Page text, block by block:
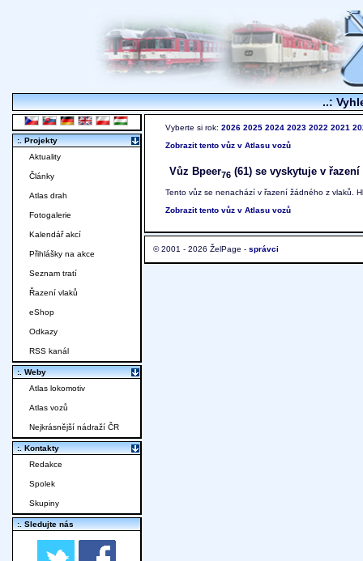
..:
Vyberte si rok: 2026 2025 2024 2023 2022 2021
Zobrazit tento vůz v Atlasu vozů
Vůz Bpeer76 (61) se vyskytuje v
Tento vůz se nenachází v řazení žádného z vlaků.
Zobrazit tento vůz v Atlasu vozů
© 2001 - 2026 ŽelPage - správci
:. Projekty
Aktuality
Články
Atlas drah
Fotogalerie
Kalendář akcí
Přihlášky na akce
Seznam tratí
Řazení vlaků
eShop
Odkazy
RSS kanál
:. Weby
Atlas lokomotiv
Atlas vozů
Nejkrásnější nádraží ČR
:. Kontakty
Redakce
Spolek
Skupiny
:. Sledujte nás